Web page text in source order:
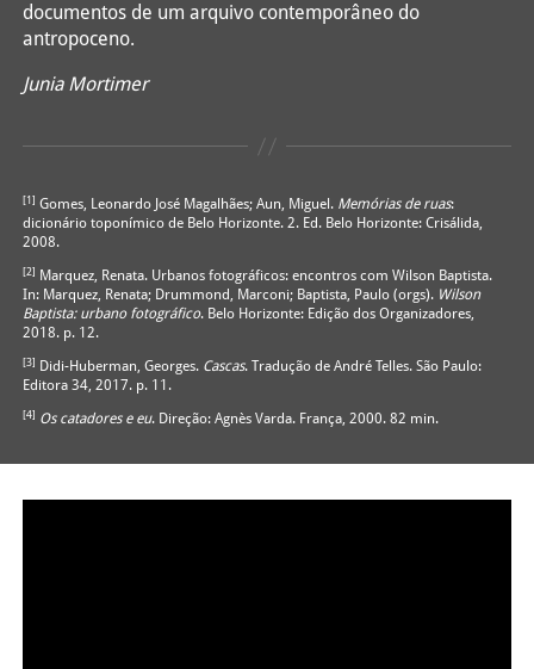
documentos de um arquivo contemporâneo do
antropoceno.
Junia Mortimer
[1] Gomes, Leonardo José Magalhães; Aun, Miguel. Memórias de ruas:
dicionário toponímico de Belo Horizonte. 2. Ed. Belo Horizonte: Crisálida,
2008.
[2] Marquez, Renata. Urbanos fotográficos: encontros com Wilson Baptista.
In: Marquez, Renata; Drummond, Marconi; Baptista, Paulo (orgs). Wilson
Baptista: urbano fotográfico. Belo Horizonte: Edição dos Organizadores,
2018. p. 12.
[3] Didi-Huberman, Georges. Cascas. Tradução de André Telles. São Paulo:
Editora 34, 2017. p. 11.
[4] Os catadores e eu. Direção: Agnès Varda. França, 2000. 82 min.